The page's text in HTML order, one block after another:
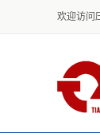
欢迎访问